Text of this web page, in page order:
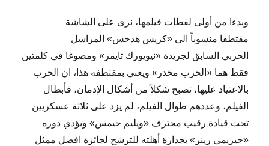
وبدءا من أولى لقطات فيلمها، نرى على الشاشة
مقتطفا منسوباً الى «كريس هدجس» المراسل
الحربي السابق لجريدة «نيويورك تايمز» ومصوغا في كلمتين
فقط هما «الحرب مخدر» ويعني بمقتطفه هذا، ان الحرب
بالاعتياد عليها، تصبح شكلاً من أشكال الإدمان، فأبطال
الفيلم، وعددهم طوال الفيلم، لم يزد على ثلاثة عسكريين
تحت قيادة رقيب محترف «ويليم جيمس» ويؤدي دوره
«جيريمي رينر» بجدارة أهلته للترشح لجائزة افضل ممثل